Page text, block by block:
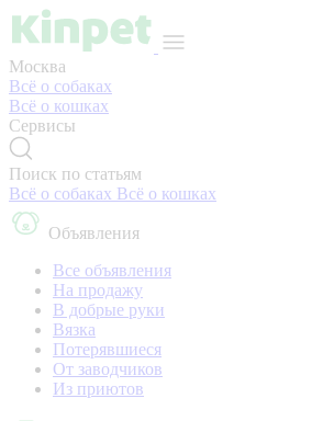
Москва
Всё о собаках
Всё о кошках
Сервисы
Поиск по статьям
Всё о собаках Всё о кошках
Объявления
Все объявления
На продажу
В добрые руки
Вязка
Потерявшиеся
От заводчиков
Из приютов